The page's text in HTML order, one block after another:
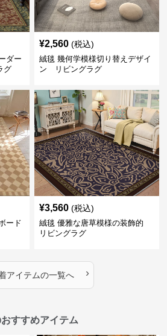
ダー
グ
¥2,560 (税込)
絨毯 幾何学模様切り替えデザイ
ン リビングラグ
ード
¥3,560 (税込)
絨毯 優雅な唐草模様の装飾的
リビングラグ
アイテムの一覧へ ›
すすめアイテム